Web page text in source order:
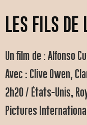
LES FILS DE
Un film de : Alfonso
Avec : Clive Owen,
2h20 / États-Unis,
Pictures